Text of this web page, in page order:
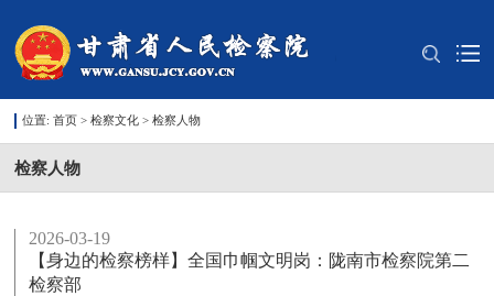
位置: 首页> 检察文化> 检察人物
检察人物
2026-03-19
【身边的检察榜样】全国巾帼文明岗：陇南市检察院第二
检察部